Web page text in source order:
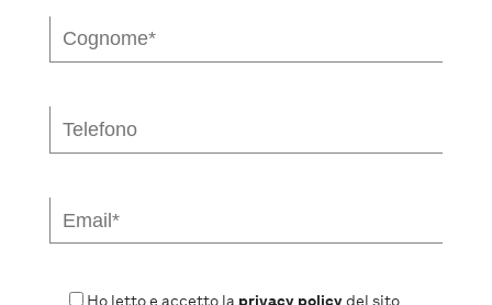
Ho letto e accetto la privacy policydel sito